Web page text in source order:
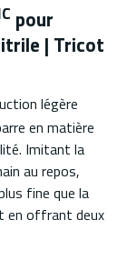
pour
| Tricot
légère
en matière
Imitant la
au repos,
fine que la
en offrant deux